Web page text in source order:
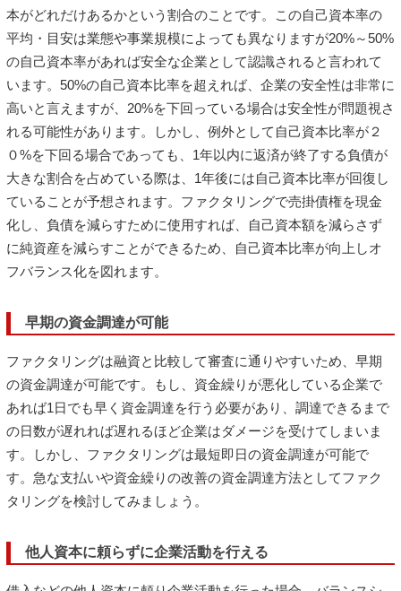
本がどれだけあるかという割合のことです。この自己資本率の
平均・目安は業態や事業規模によっても異なりますが20%～50%
の自己資本率があれば安全な企業として認識されると言われて
います。50%の自己資本比率を超えれば、企業の安全性は非常に
高いと言えますが、20%を下回っている場合は安全性が問題視さ
れる可能性があります。しかし、例外として自己資本比率が２
０%を下回る場合であっても、1年以内に返済が終了する負債が
大きな割合を占めている際は、1年後には自己資本比率が回復し
ていることが予想されます。ファクタリングで売掛債権を現金
化し、負債を減らすために使用すれば、自己資本額を減らさず
に純資産を減らすことができるため、自己資本比率が向上しオ
フバランス化を図れます。
早期の資金調達が可能
ファクタリングは融資と比較して審査に通りやすいため、早期
の資金調達が可能です。もし、資金繰りが悪化している企業で
あれば1日でも早く資金調達を行う必要があり、調達できるまで
の日数が遅れれば遅れるほど企業はダメージを受けてしまいま
す。しかし、ファクタリングは最短即日の資金調達が可能で
す。急な支払いや資金繰りの改善の資金調達方法としてファク
タリングを検討してみましょう。
他人資本に頼らずに企業活動を行える